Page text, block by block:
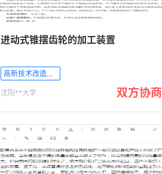
进动式锥摆齿轮的加工装置
高新技术改造传统产业
沈阳**大学 双方协商